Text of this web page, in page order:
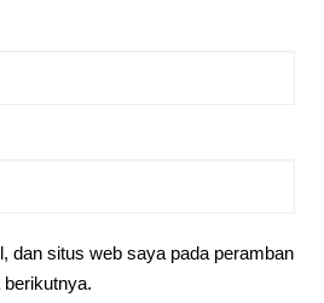
dan situs web saya pada peramban